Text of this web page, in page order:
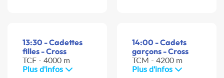
13:30 - Cadettes
filles - Cross
TCF - 4000 m
Plus d'infos
14:00 - Cadets
garçons - Cross
TCM - 4200 m
Plus d'infos